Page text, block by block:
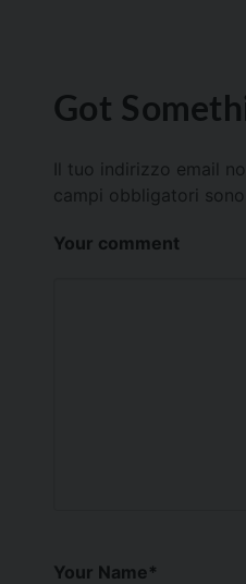
Got
Il tuo indirizzo email
campi obbligatori
Your comment
Your Name*